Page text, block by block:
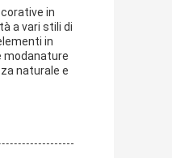
in
a vari stili di
in
modanature
naturale e